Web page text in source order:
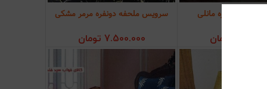
به سبد خرید
ملحفه دونفره مانلی
تومان
افزودن به سبد خرید
سرویس ملحفه دونفره مرمر مشکی
7.500.000 تومان